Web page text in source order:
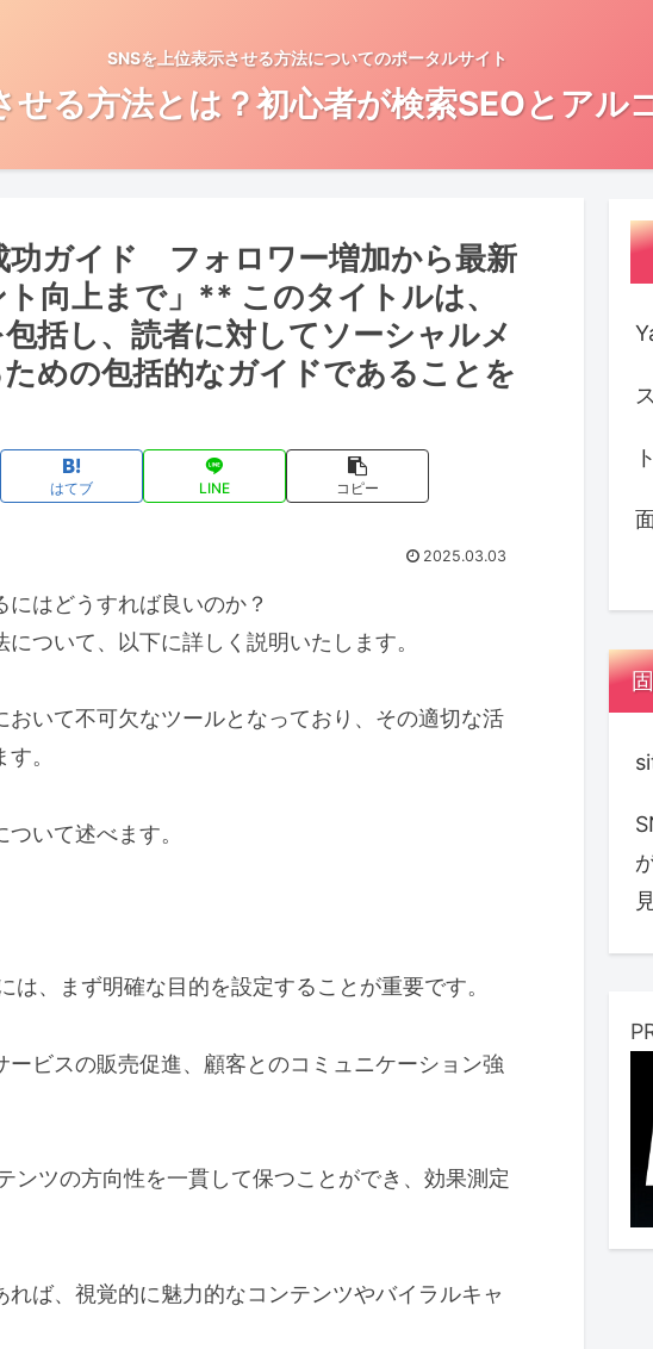
SNSを上位表示させる方法についてのポータルサイト
せる方法とは？初心者が検索SEOとアル
ガイド フォロワー増加から最新
向上まで」** このタイトルは、
括し、読者に対してソーシャルメ
めの包括的なガイドであることを
はてブ LINE コピー
2025.03.03
はどうすれば良いのか？
ついて、以下に詳しく説明いたします。
いて不可欠なツールとなっており、その適切な活
。
いて述べます。
、まず明確な目的を設定することが重要です。
ビスの販売促進、顧客とのコミュニケーション強
ンツの方向性を一貫して保つことができ、効果測定
ば、視覚的に魅力的なコンテンツやバイラルキャ